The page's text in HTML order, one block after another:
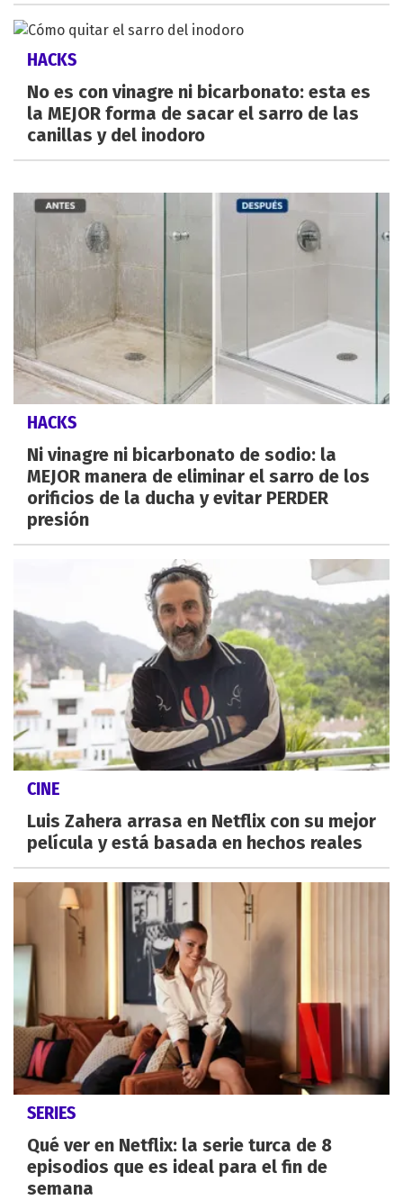
HACKS
No es con vinagre ni bicarbonato: esta es
la MEJOR forma de sacar el sarro de las
canillas y del inodoro
HACKS
Ni vinagre ni bicarbonato de sodio: la
MEJOR manera de eliminar el sarro de los
orificios de la ducha y evitar PERDER
presión
CINE
Luis Zahera arrasa en Netflix con su mejor
película y está basada en hechos reales
SERIES
Qué ver en Netflix: la serie turca de 8
episodios que es ideal para el fin de
semana